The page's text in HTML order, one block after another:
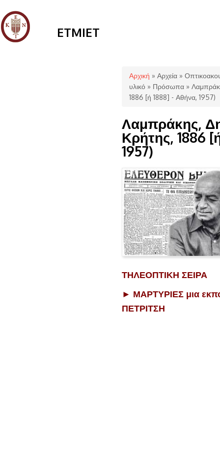
ETMIET
Είστε εδώ
Αρχική » Αρχεία »
υλικό » Πρόσωπα »
1886 [ή 1888] - Αθήνα, 1957)
Λαμπράκης,
Κρήτης, 1886
1957)
ΤΗΛΕΟΠΤΙΚΗ ΣΕΙΡΑ
► ΜΑΡΤΥΡΙΕΣ μια
ΠΕΤΡΙΤΣΗ